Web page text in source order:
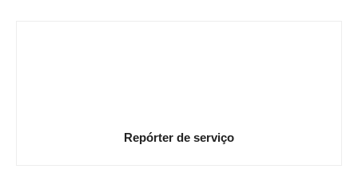
Repórter de serviço